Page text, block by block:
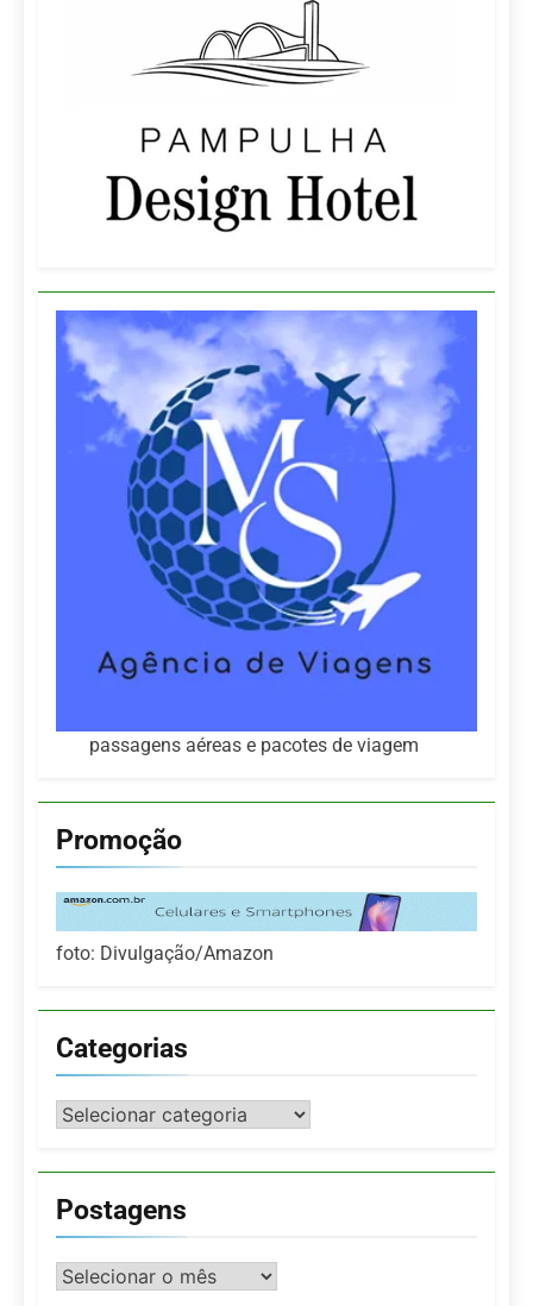
passagens aéreas e pacotes de viagem
Promoção
foto: Divulgação/Amazon
Categorias
Categorias
Postagens
Postagens